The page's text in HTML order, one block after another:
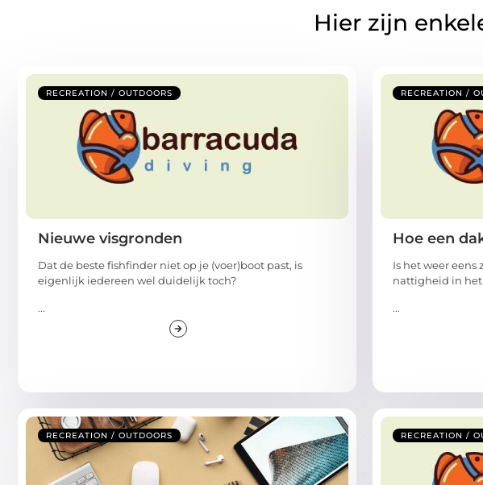
Hier zijn
RECREATION / OUTDOORS
Nieuwe visgronden
Dat de beste fishfinder niet op je (voer)boot past, is
eigenlijk iedereen wel duidelijk toch?
...
RECREATION /
Hoe een
Is het weer eens
nattigheid in
...
RECREATION / OUTDOORS RECREATION /